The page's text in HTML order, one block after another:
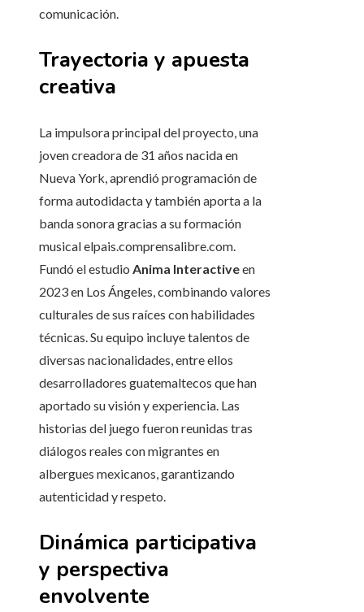
comunicación.
Trayectoria y apuesta
creativa
La impulsora principal del proyecto, una
joven creadora de 31 años nacida en
Nueva York, aprendió programación de
forma autodidacta y también aporta a la
banda sonora gracias a su formación
musical elpais.comprensalibre.com.
Fundó el estudio Anima Interactiveen
2023 en Los Ángeles, combinando valores
culturales de sus raíces con habilidades
técnicas. Su equipo incluye talentos de
diversas nacionalidades, entre ellos
desarrolladores guatemaltecos que han
aportado su visión y experiencia. Las
historias del juego fueron reunidas tras
diálogos reales con migrantes en
albergues mexicanos, garantizando
autenticidad y respeto.
Dinámica participativa
y perspectiva
envolvente